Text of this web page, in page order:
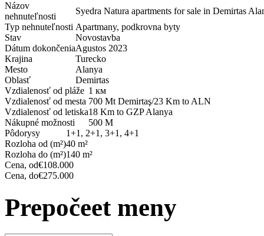
Názov
nehnuteľnosti
Syedra Natura apartments for sale in Demirtas
Typ nehnuteľnosti Apartmany, podkrovna byty
Stav
Novostavba
Dátum dokončeniaAgustos 2023
Krajina
Turecko
Mesto
Alanya
Oblasť
Demirtas
Vzdialenosť od pláže 1 км
Vzdialenosť od mesta 700 Mt Demirtaş/23 Km to ALN
Vzdialenosť od letiska18 Km to GZP Alanya
Nákupné možnosti
500 M
Pôdorysy
1+1, 2+1, 3+1, 4+1
Rozloha od (m²)40 m²
Rozloha do (m²)140 m²
Cena, od€108.000
Cena, do€275.000
Prepočeet meny